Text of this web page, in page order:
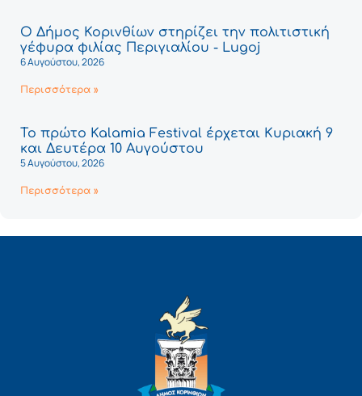
Ο Δήμος Κορινθίων στηρίζει την πολιτιστική
γέφυρα φιλίας Περιγιαλίου - Lugoj
6 Αυγούστου, 2026
Περισσότερα »
Το πρώτο Kalamia Festival έρχεται Κυριακή 9
και Δευτέρα 10 Αυγούστου
5 Αυγούστου, 2026
Περισσότερα »